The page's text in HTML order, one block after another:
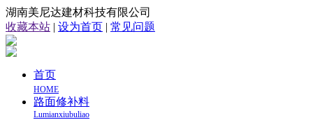
湖南美尼达建材科技有限公司
收藏本站 | 设为首页 | 常见问题
首页
HOME
路面修补料
Lumianxiubuliao